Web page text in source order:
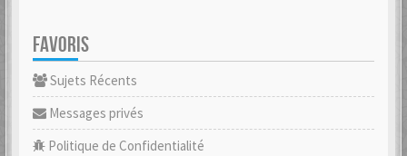
FAVORIS
Sujets Récents
Messages privés
Politique de Confidentialité